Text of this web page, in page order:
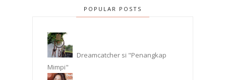
POPULAR POSTS
Dreamcatcher si "Penangkap
Mimpi"